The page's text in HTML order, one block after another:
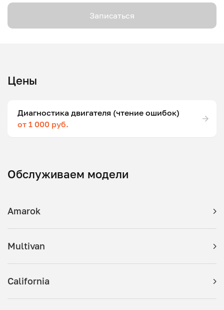
Записаться
Цены
Диагностика двигателя (чтение ошибок)
от 1 000 руб.
Обслуживаем модели
Amarok
Multivan
California